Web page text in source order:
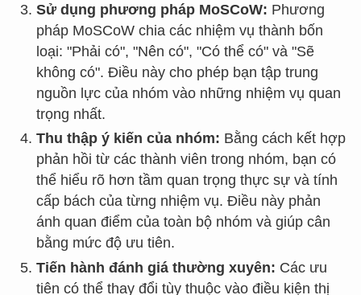
Sử dụng phương pháp MoSCoW: Phương
pháp MoSCoW chia các nhiệm vụ thành bốn
loại: "Phải có", "Nên có", "Có thể có" và "Sẽ
không có". Điều này cho phép bạn tập trung
nguồn lực của nhóm vào những nhiệm vụ quan
trọng nhất.
Thu thập ý kiến của nhóm: Bằng cách kết hợp
phản hồi từ các thành viên trong nhóm, bạn có
thể hiểu rõ hơn tầm quan trọng thực sự và tính
cấp bách của từng nhiệm vụ. Điều này phản
ánh quan điểm của toàn bộ nhóm và giúp cân
bằng mức độ ưu tiên.
Tiến hành đánh giá thường xuyên: Các ưu
tiên có thể thay đổi tùy thuộc vào điều kiện thị